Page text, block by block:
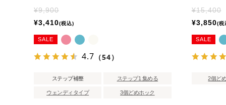
¥9,900
¥3,410 税込
SALE
4.7 （54）
ステップ補整 ステップ1 集める
ウェンディタイプ 3個どめホック
¥15,400
¥3,850 税
SALE
2個ど